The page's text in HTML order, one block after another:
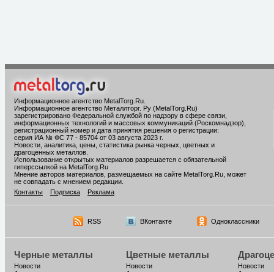
Информационное агентство MetalTorg.Ru
Информационное агентство Металлторг. Ру (MetalTorg.Ru)
зарегистрировано Федеральной службой по надзору в сфере связи,
информационных технологий и массовых коммуникаций (Роскомнадзор),
регистрационный номер и дата принятия решения о регистрации:
серия ИА № ФС 77 - 85704 от 03 августа 2023 г.
Новости, аналитика, цены, статистика рынка черных, цветных и
драгоценных металлов.
Использование открытых материалов разрешается с обязательной
гиперссылкой на MetalTorg.Ru
Мнение авторов материалов, размещаемых на сайте MetalTorg.Ru, может
не совпадать с мнением редакции.
Контакты
Подписка Реклама
RSS ВКонтакте Одноклассники
Черные металлы
Новости
Цветные металлы
Новости
Новости